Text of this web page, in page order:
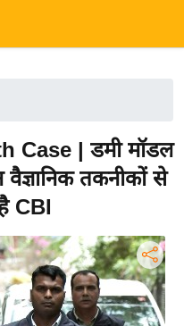
Case | डमी मॉडल
तकनीकों से
CBI